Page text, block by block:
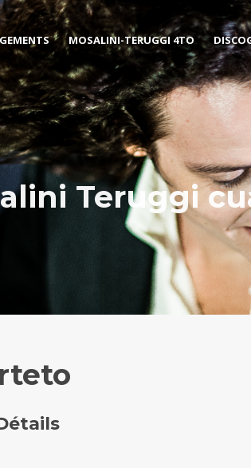
MOSALINI-TERUGGI 4TO
Teruggi